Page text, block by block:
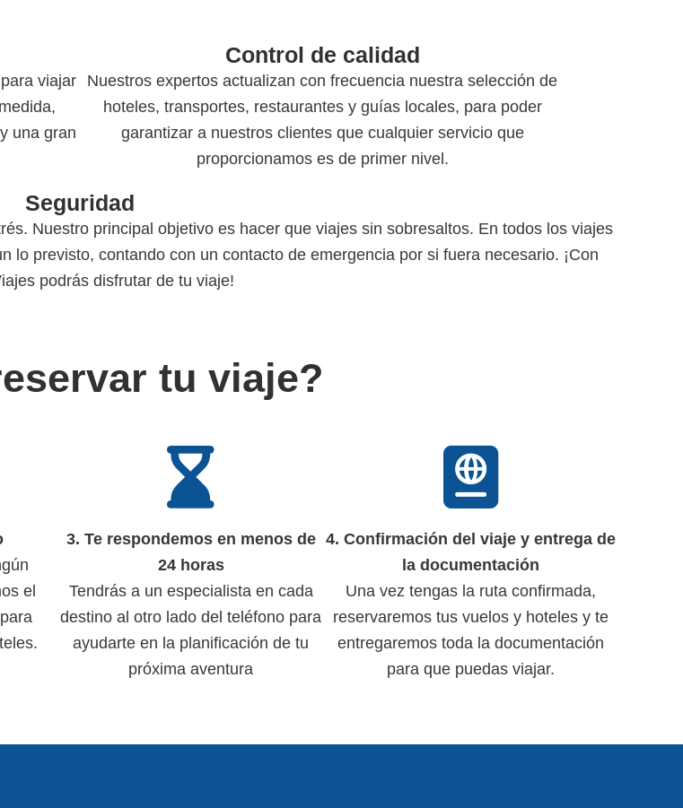
viajar
una gran
Control de calidad
Nuestros expertos actualizan con frecuencia nuestra selección de
hoteles, transportes, restaurantes y guías locales, para poder
garantizar a nuestros clientes que cualquier servicio que
proporcionamos es de primer nivel.
Seguridad
Nuestro principal objetivo es hacer que viajes sin sobresaltos. En todos los viajes
lo previsto, contando con un contacto de emergencia por si fuera necesario. ¡Con
podrás disfrutar de tu viaje!
tu viaje?
el
3. Te respondemos en menos de
24 horas
Tendrás a un especialista en cada
destino al otro lado del teléfono para
ayudarte en la planificación de tu
próxima aventura
4. Confirmación del viaje y entrega de
la documentación
Una vez tengas la ruta confirmada,
reservaremos tus vuelos y hoteles y te
entregaremos toda la documentación
para que puedas viajar.